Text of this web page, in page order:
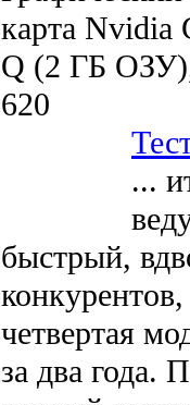
карта Nvidia
Q (2 ГБ
620
...
быстрый,
четвертая
за два года.